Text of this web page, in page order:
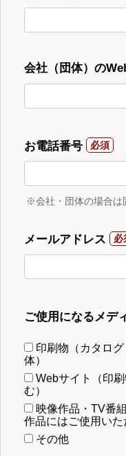
会社（団体）の
お電話番号
※会社・団体の場合は
メールアドレス
ご使用になるメデ
印刷物（カタロ
体）
Webサイト（印
む）
映像作品・TV番
作品にはご使用いた
その他